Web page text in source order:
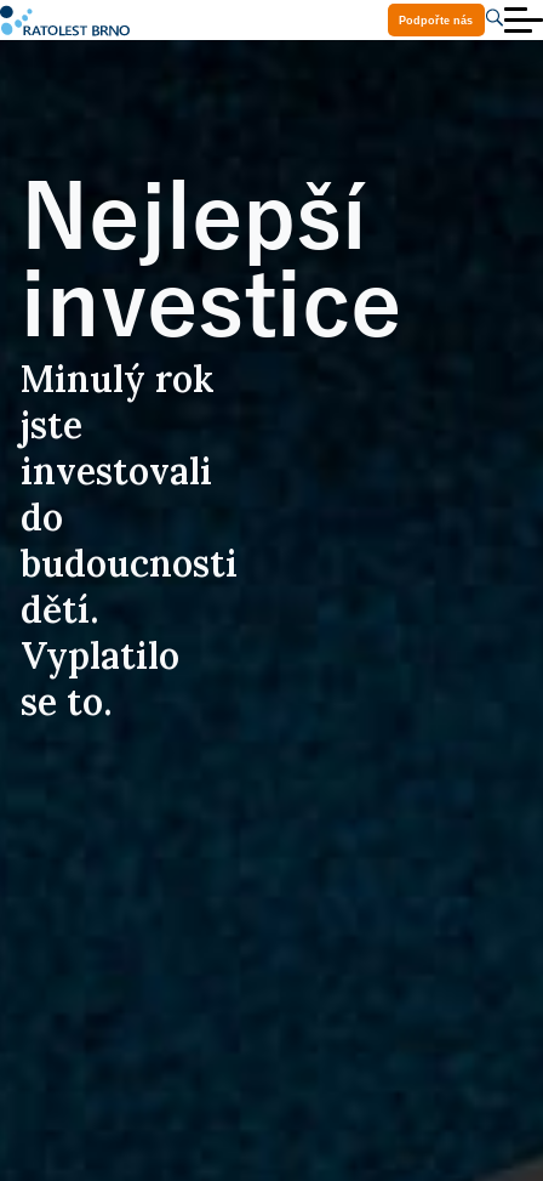
Praxe a stáže
Kontakty
Pomoc Ukrajině
Podpořte nás
Nejlepší
investice
Minulý rok
jste
investovali
do
budoucnosti
dětí.
Vyplatilo
se to.